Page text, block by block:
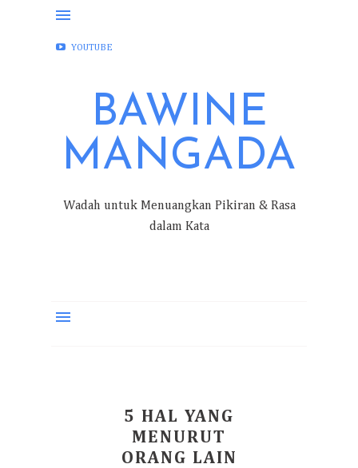
FACEBOOK
YOUTUBE
BAWINE
MANGADA
Wadah untuk Menuangkan Pikiran & Rasa
dalam Kata
5 HAL YANG
MENURUT
ORANG LAIN